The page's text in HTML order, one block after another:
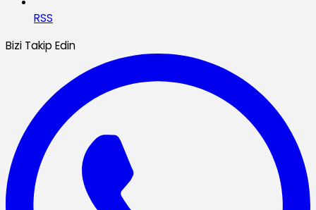
RSS
Bizi Takip Edin